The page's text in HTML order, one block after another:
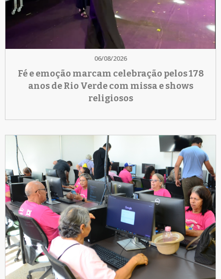
06/08/2026
Fé e emoção marcam celebração pelos 178
anos de Rio Verde com missa e shows
religiosos